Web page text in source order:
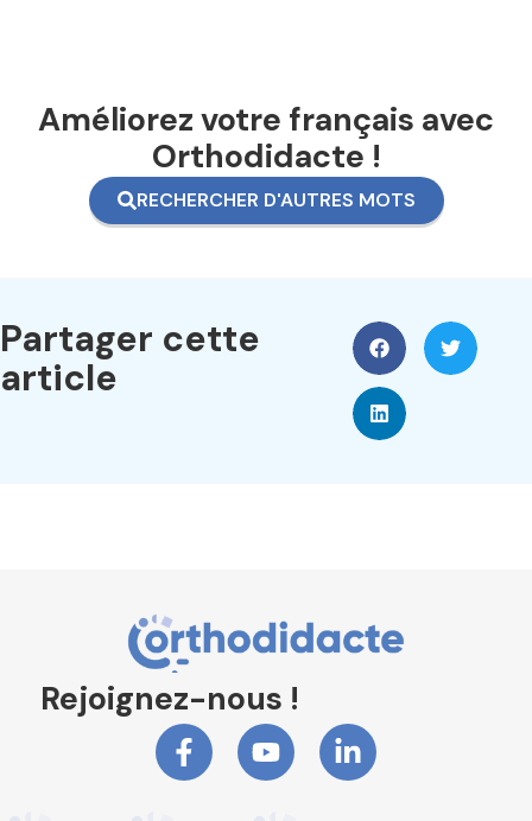
Améliorez votre français avec
Orthodidacte !
RECHERCHER D'AUTRES MOTS
Partager cette
article
Rejoignez-nous !